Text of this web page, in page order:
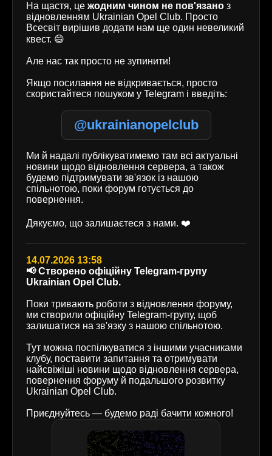
На щастя, це жодним чином не пов'язано з
відновленням Ukrainian Opel Club. Просто
Всесвіт вирішив додати нам ще один невеликий
квест. 😄
Але нас так просто не зупинити!
Якщо посилання не відкривається, просто
скористайтеся пошуком у Telegram і введіть:
@ukrainianopelclub
Ми й надалі публікуватимемо там всі актуальні
новини щодо відновлення сервера, а також
будемо підтримувати зв'язок із нашою
спільнотою, поки форум готується до
повернення.
Дякуємо, що залишаєтеся з нами. ❤️
14.07.2026 13:58
📢 Створено офіційну Telegram-групу
Ukrainian Opel Club.
Поки тривають роботи з відновлення форуму,
ми створили офіційну Telegram-групу, щоб
залишатися на зв'язку з нашою спільнотою.
Тут можна поспілкуватися з іншими учасниками
клубу, поставити запитання та отримувати
найсвіжіші новини щодо відновлення сервера,
повернення форуму й подальшого розвитку
Ukrainian Opel Club.
Приєднуйтесь — будемо раді бачити кожного!